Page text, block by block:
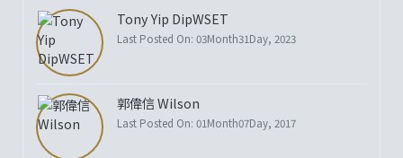
Tony Yip DipWSET
Last Posted On: 03Month31Day, 2023
郭偉信 Wilson
Last Posted On: 01Month07Day, 2017